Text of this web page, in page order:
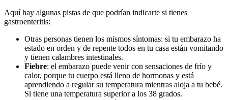
Aquí hay algunas pistas de que podrían indicarte si tienes
gastroenteritis:
Otras personas tienen los mismos síntomas: si tu embarazo ha
estado en orden y de repente todos en tu casa están vomitando
y tienen calambres intestinales.
Fiebre: el embarazo puede venir con sensaciones de frío y
calor, porque tu cuerpo está lleno de hormonas y está
aprendiendo a regular su temperatura mientras aloja a tu bebé.
Si tiene una temperatura superior a los 38 grados.